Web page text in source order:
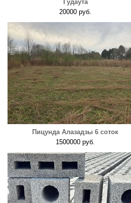
Гудаута
20000 руб.
Пицунда Алазадзы 6 соток
1500000 руб.